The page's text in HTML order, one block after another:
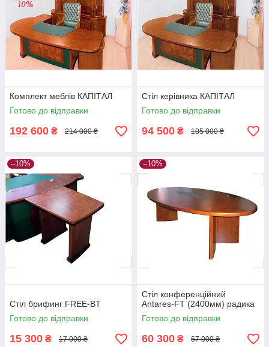
Комплект меблів КАПІТАЛ
Готово до відправки
192 600 ₴ 214 000 ₴
Стіл керівника КАПІТАЛ
Готово до відправки
94 500 ₴ 105 000 ₴
–10%
Стіл брифинг FREE-BT
Готово до відправки
15 300 ₴ 17 000 ₴
–10%
Стіл конференційний
Antares-FT (2400мм) радика
Готово до відправки
60 300 ₴ 67 000 ₴